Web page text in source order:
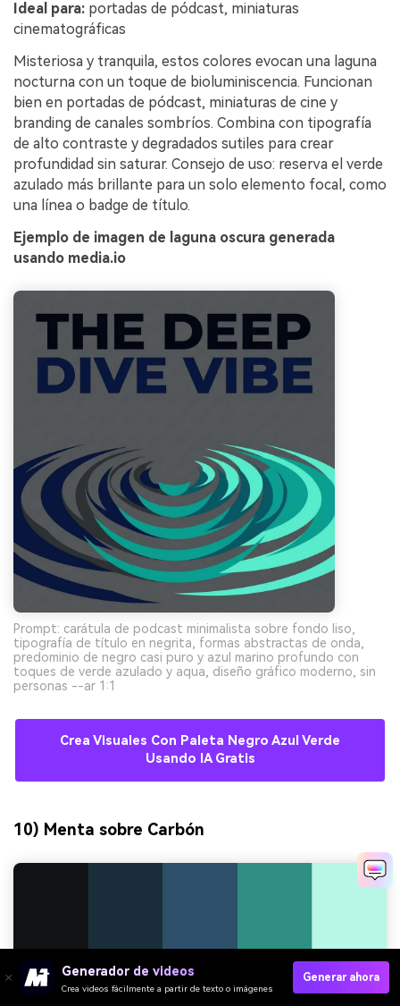
Ideal para: portadas de pódcast, miniaturas
cinematográficas
Misteriosa y tranquila, estos colores evocan una laguna
nocturna con un toque de bioluminiscencia. Funcionan
bien en portadas de pódcast, miniaturas de cine y
branding de canales sombríos. Combina con tipografía
de alto contraste y degradados sutiles para crear
profundidad sin saturar. Consejo de uso: reserva el verde
azulado más brillante para un solo elemento focal, como
una línea o badge de título.
Ejemplo de imagen de laguna oscura generada
usando media.io
Prompt: carátula de podcast minimalista sobre fondo liso,
tipografía de título en negrita, formas abstractas de onda,
predominio de negro casi puro y azul marino profundo con
toques de verde azulado y aqua, diseño gráfico moderno, sin
personas --ar 1:1
Crea Visuales Con Paleta Negro Azul Verde
Usando IA Gratis
10) Menta sobre Carbón
Generador de videos
Crea videos fácilmente a partir de texto o imágenes
Generar ahora